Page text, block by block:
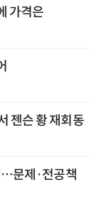
가격은
젠슨 황 재회동
…문제·전공책